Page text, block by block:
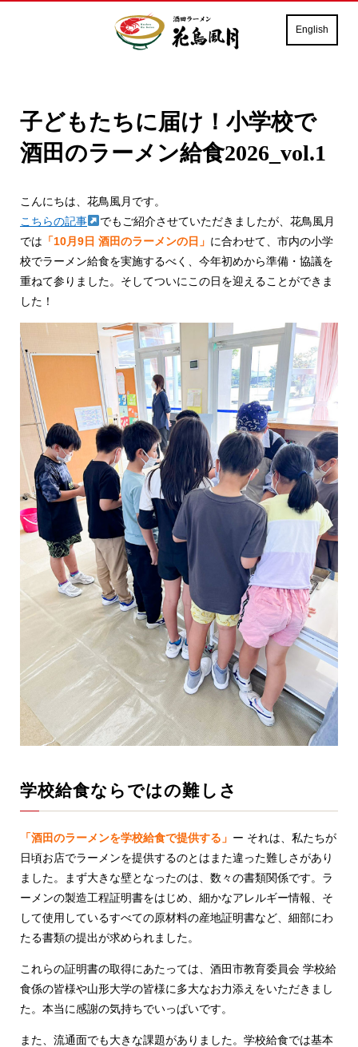
English
子どもたちに届け！小学校で
酒田のラーメン給食2026_vol.1
こんにちは、花鳥風月です。
こちらの記事
でもご紹介させていただきましたが、花鳥風月
では 「10月9日 酒田のラーメンの日」 に合わせて、市内の小学
校でラーメン給食を実施するべく、今年初めから準備・協議を
重ねて参りました。そしてついにこの日を迎えることができま
した！
学校給食ならではの難しさ
「酒田のラーメンを学校給食で提供する」 ー それは、私たちが
日頃お店でラーメンを提供するのとはまた違った難しさがあり
ました。まず大きな壁となったのは、数々の書類関係です。ラ
ーメンの製造工程証明書をはじめ、細かなアレルギー情報、そ
して使用しているすべての原材料の産地証明書など、細部にわ
たる書類の提出が求められました。
これらの証明書の取得にあたっては、酒田市教育委員会 学校給
食係の皆様や山形大学の皆様に多大なお力添えをいただきまし
た。本当に感謝の気持ちでいっぱいです。
また、流通面でも大きな課題がありました。学校給食では基本